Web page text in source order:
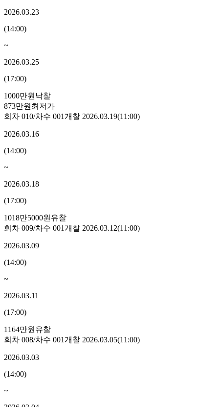
2026.03.23
(14:00)
~
2026.03.25
(17:00)
1000만원 낙찰
873만원 최저가
회차 010/차수 001개찰 2026.03.19(11:00)
2026.03.16
(14:00)
~
2026.03.18
(17:00)
1018만5000원 유찰
회차 009/차수 001개찰 2026.03.12(11:00)
2026.03.09
(14:00)
~
2026.03.11
(17:00)
1164만원 유찰
회차 008/차수 001개찰 2026.03.05(11:00)
2026.03.03
(14:00)
~